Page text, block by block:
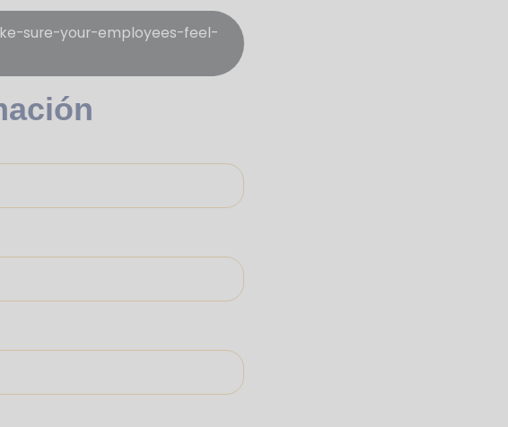
sure-your-employees-feel-